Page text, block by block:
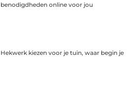
benodigdheden online voor jou
Hekwerk kiezen voor je tuin, waar begin je